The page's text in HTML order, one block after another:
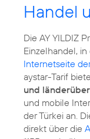
Handel
Die AY YILDIZ
Einzelhandel, in
Internetseite
aystar-Tarif
und
und mobile
der Türkei an.
direkt über die